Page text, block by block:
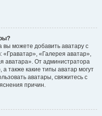
вы можете добавить аватару с
«Граватар», «Галерея аватар»,
аватара». От администратора
также какие типы аватар могут
аватары, свяжитесь с
причин.